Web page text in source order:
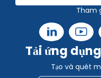
Tham
Tải ứng
Tạo và quét